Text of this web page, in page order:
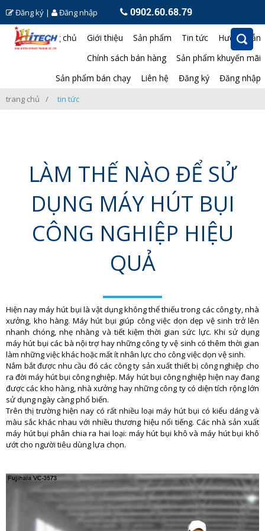
Đăng ký | Đăng nhập 0902.60.68.79
Trang chủ Giới thiệu Sản phẩm Tin tức
Hướng dẫn
Chính sách bán hàng
Sản phẩm khuyến mãi
Sản phẩm bán chạy
Liên hệ Đăng ký Đăng nhập
trang chủ tin tức
LÀM THẾ NÀO ĐỂ SỬ
DỤNG MÁY HÚT BỤI
CÔNG NGHIỆP HIỆU
QUẢ
Hiện nay máy hút bụi là vật dụng không thể thiếu trong các công ty, nhà
xưởng, kho hàng. Máy hút bụi giúp công việc dọn dẹp vệ sinh trở lên
nhanh chóng, nhẹ nhàng và tiết kiệm thời gian sức lực. Khi sử dụng
máy hút bụi các bà nội trợ hay những công ty vệ sinh có thêm thời gian
làm những việc khác hoặc mất ít nhân lực cho công việc dọn vệ sinh.
Nắm bắt được nhu cầu đó các công ty sản xuất thiết bị công nghiệp cho
ra đời máy hút bụi công nghiệp. Máy hút bụi công nghiệp hiện nay đang
được các kho hàng, nhà xưởng hay những công ty có diện tích rộng lớn
sử dụng ngày càng phổ biến.
Trên thị trường hiện nay có rất nhiều loại máy hút bụi có kiểu dáng và
màu sắc khác nhau với nhiều thương hiệu nổi tiếng. Các nhà sản xuất
máy hút bụi phân chia ra hai loại: máy hút bụi khô và máy hút bụi khô
ướt cho người tiêu dùng lựa chọn.